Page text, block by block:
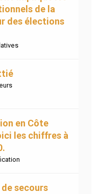
de la
des élections
en Côte
les chiffres à
de secours